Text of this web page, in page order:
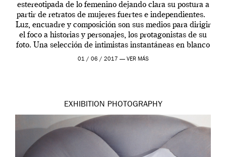
estereotipada de lo femenino dejando clara su postura a
partir de retratos de mujeres fuertes e independientes.
Luz, encuadre y composición son sus medios para dirigir
el foco a historias y personajes, los protagonistas de su
foto. Una selección de intimistas instantáneas en blanco
y negro y […]
01 / 06 / 2017 — VER MÁS
EXHIBITION PHOTOGRAPHY